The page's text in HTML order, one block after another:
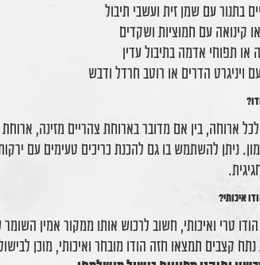
בתנור עם שמן זית ועשבי תיבול
קינואה עם חמוציות ושקדים
או תפוחי אדמה בתיבול עדין
ויניגרט הדרים או רוטב חרדל ודבש
ארוחה, בין אם מדובר בארוחת צהריים מזינה,
ניתן להשתמש בו גם להכנת כריכים טעימים עם
איכותי?
טרי ואיכותי, חשוב לרכוש אותו ממקור אמין
נתח קצבים תמצאו חזה הודו מובחר ואיכותי, מוכן